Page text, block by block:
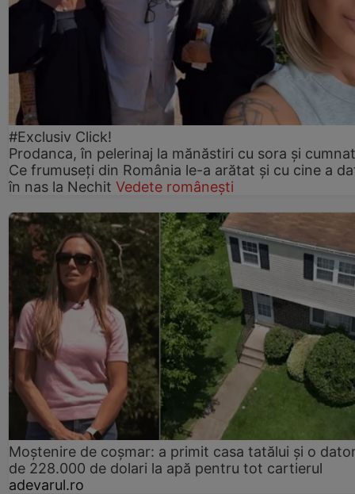
#Exclusiv Click!
Prodanca, în pelerinaj la mănăstiri cu sora și
Ce frumuseți din România le-a arătat și cu cine a
în nas la Nechit Vedete românești
Moștenire de coșmar: a primit casa tatălui și o
de 228.000 de dolari la apă pentru tot cartierul
adevarul.ro